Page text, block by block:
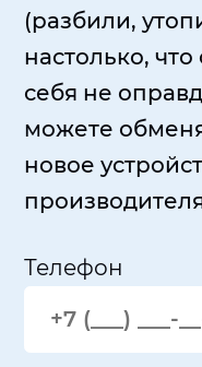
(разбили,
настолько,
себя не
можете
новое
Телефон